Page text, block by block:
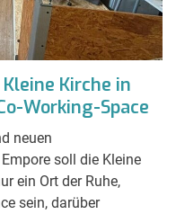
Kirche in
Working-Space
neuen
soll die Kleine
ein Ort der Ruhe,
sein, darüber